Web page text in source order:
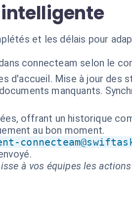
et les délais pour
connecteam selon le
d'accueil. Mise à jour des
manquants.
offrant un historique
au bon moment.
à vos équipes les